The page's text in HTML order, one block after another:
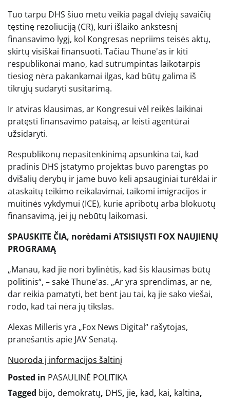
Tuo tarpu DHS šiuo metu veikia pagal dviejų savaičių
tęstinę rezoliuciją (CR), kuri išlaiko ankstesnį
finansavimo lygį, kol Kongresas nepriims teisės aktų,
skirtų visiškai finansuoti. Tačiau Thune'as ir kiti
respublikonai mano, kad sutrumpintas laikotarpis
tiesiog nėra pakankamai ilgas, kad būtų galima iš
tikrųjų sudaryti susitarimą.
Ir atviras klausimas, ar Kongresui vėl reikės laikinai
pratęsti finansavimo pataisą, ar leisti agentūrai
užsidaryti.
Respublikonų nepasitenkinimą apsunkina tai, kad
pradinis DHS įstatymo projektas buvo parengtas po
dvišalių derybų ir jame buvo keli apsauginiai turėklai ir
ataskaitų teikimo reikalavimai, taikomi imigracijos ir
muitinės vykdymui (ICE), kurie apribotų arba blokuotų
finansavimą, jei jų nebūtų laikomasi.
SPAUSKITE ČIA, norėdami ATSISIŲSTI FOX NAUJIENŲ
PROGRAMĄ
„Manau, kad jie nori bylinėtis, kad šis klausimas būtų
politinis“, – sakė Thune'as. „Ar yra sprendimas, ar ne,
dar reikia pamatyti, bet bent jau tai, ką jie sako viešai,
rodo, kad tai nėra jų tikslas.
Alexas Milleris yra „Fox News Digital“ rašytojas,
pranešantis apie JAV Senatą.
Nuoroda į informacijos šaltinį
Posted in PASAULINĖ POLITIKA
Tagged bijo, demokratų, DHS, jie, kad, kai, kaltina,